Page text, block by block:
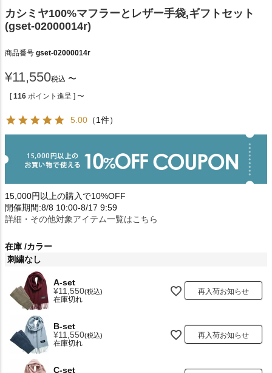
カシミヤ100%マフラーとレザー手袋,ギフトセット
(gset-02000014r)
商品番号 gset-02000014r
¥11,550税込 〜
[ 116 ポイント進呈 ] 〜
5.00 （1件）
15,000円以上の購入で10%OFF
開催期間:8/8 10:00-8/17 9:59
詳細・その他対象アイテム一覧はこちら
在庫 カラー
刺繍なし
A-set
¥11,550 税込
在庫切れ
再入荷お知らせ
B-set
¥11,550 税込
在庫切れ
再入荷お知らせ
C-set